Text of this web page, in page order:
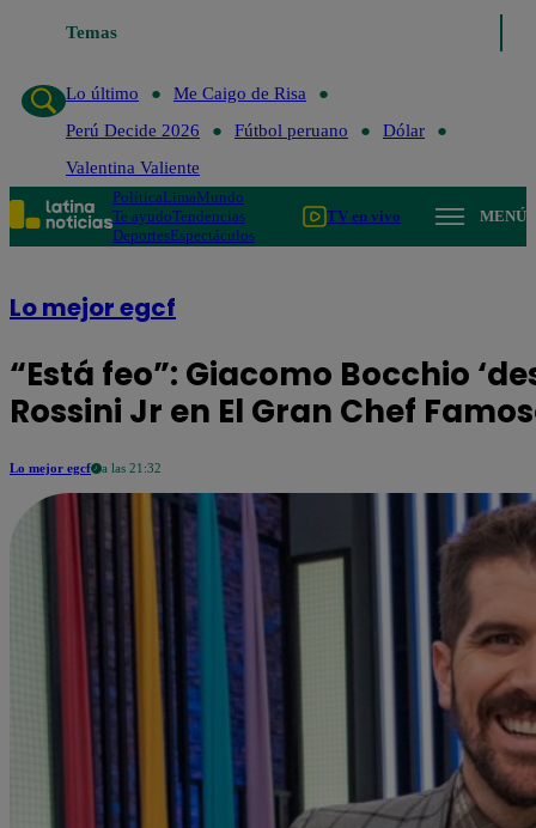
Temas
Lo último
Me Caigo de Risa
Perú Decide 2026
Fútbol peruano
Dólar
Valentina Valiente
PolíticaLimaMundo
Te ayudoTendencias
DeportesEspectáculos
TV en vivo MENÚ
Lo mejor egcf
“Está feo”: Giacomo Bocchio
Rossini Jr en El Gran Chef
Lo mejor egcf a las 21:32